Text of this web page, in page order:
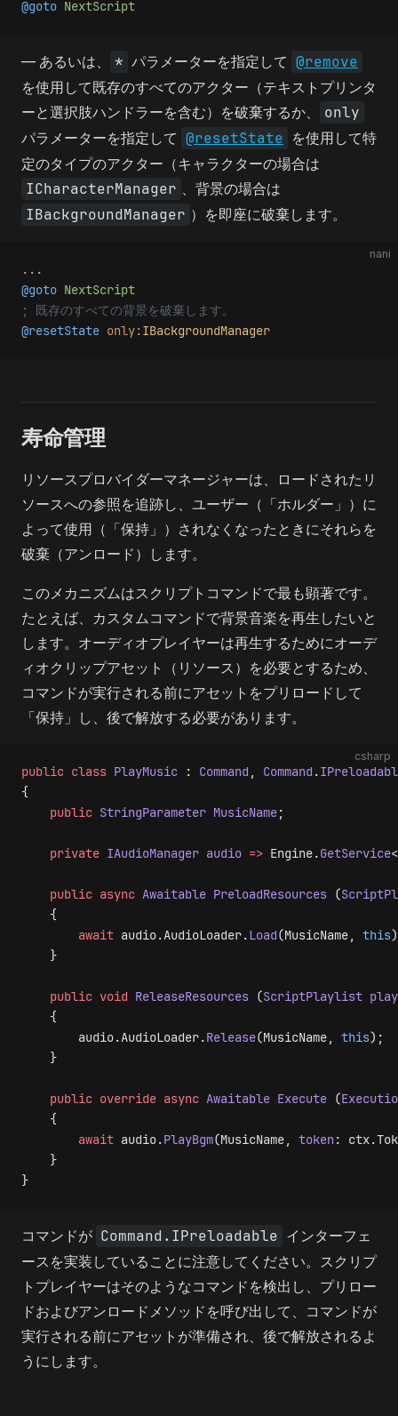
@goto NextScript
— あるいは、 * パラメーターを指定して @remove
を使用して既存のすべてのアクター（テキストプリンタ
ーと選択肢ハンドラーを含む）を破棄するか、
only
パラメーターを指定して @resetState を使用して特
定のタイプのアクター（キャラクターの場合は
ICharacterManager 、背景の場合は
IBackgroundManager ）を即座に破棄します。
nani
...
@goto NextScript
; 既存のすべての背景を破棄します。
@resetState only:IBackgroundManager
寿命管理
リソースプロバイダーマネージャーは、ロードされたリ
ソースへの参照を追跡し、ユーザー（「ホルダー」）に
よって使用（「保持」）されなくなったときにそれらを
破棄（アンロード）します。
このメカニズムはスクリプトコマンドで最も顕著です。
たとえば、カスタムコマンドで背景音楽を再生したいと
します。オーディオプレイヤーは再生するためにオーデ
ィオクリップアセット（リソース）を必要とするため、
コマンドが実行される前にアセットをプリロードして
「保持」し、後で解放する必要があります。
csharp
public class PlayMusic : Command, Command.
{
    public
StringParameter MusicName;
    private
IAudioManager audio => Engine.GetService<
    public
async Awaitable PreloadResources (
    {
        await
audio.AudioLoader.Load(MusicName, this
    }
    public
void ReleaseResources (ScriptPlaylist
    {
        audio.AudioLoader.
Release(MusicName, this);
    }
    public
override async Awaitable Execute (
    {
        await
audio.PlayBgm(MusicName, token:
    }
}
コマンドが Command.IPreloadable インターフェ
ースを実装していることに注意してください。スクリプ
トプレイヤーはそのようなコマンドを検出し、プリロー
ドおよびアンロードメソッドを呼び出して、コマンドが
実行される前にアセットが準備され、後で解放されるよ
うにします。